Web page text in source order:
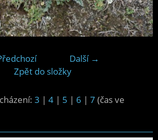
Další →
Zpět do složky
3 | 4 | 5 | 6 | 7 (čas ve